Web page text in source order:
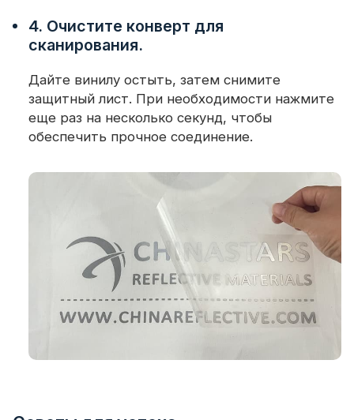
4. Очистите конверт для
сканирования.
Дайте винилу остыть, затем снимите
защитный лист. При необходимости нажмите
еще раз на несколько секунд, чтобы
обеспечить прочное соединение.